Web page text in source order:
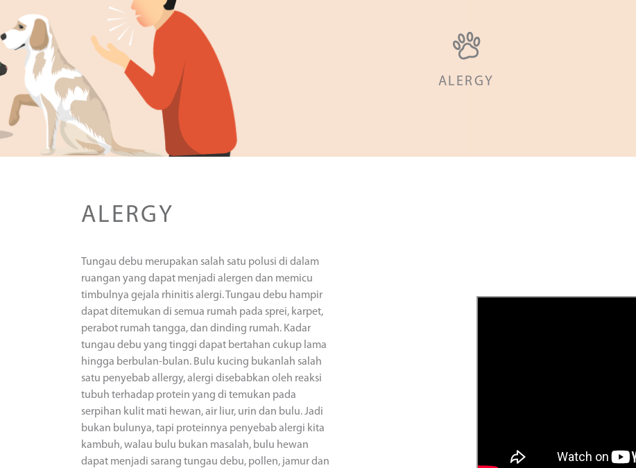
ALERGY
ALERGY
Tungau debu merupakan salah satu polusi di dalam
ruangan yang dapat menjadi alergen dan memicu
timbulnya gejala rhinitis alergi. Tungau debu hampir
dapat ditemukan di semua rumah pada sprei, karpet,
perabot rumah tangga, dan dinding rumah. Kadar
tungau debu yang tinggi dapat bertahan cukup lama
hingga berbulan-bulan. Bulu kucing bukanlah salah
satu penyebab allergy, alergi disebabkan oleh reaksi
tubuh terhadap protein yang di temukan pada
serpihan kulit mati hewan, air liur, urin dan bulu. Jadi
bukan bulunya, tapi proteinnya penyebab alergi kita
kambuh, walau bulu bukan masalah, bulu hewan
dapat menjadi sarang tungau debu, pollen, jamur dan